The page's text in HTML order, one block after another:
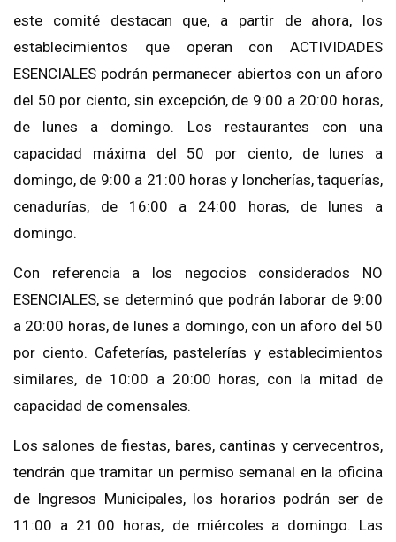
este comité destacan que, a partir de ahora, los
establecimientos que operan con ACTIVIDADES
ESENCIALES podrán permanecer abiertos con un aforo
del 50 por ciento, sin excepción, de 9:00 a 20:00 horas,
de lunes a domingo. Los restaurantes con una
capacidad máxima del 50 por ciento, de lunes a
domingo, de 9:00 a 21:00 horas y loncherías, taquerías,
cenadurías, de 16:00 a 24:00 horas, de lunes a
domingo.
Con referencia a los negocios considerados NO
ESENCIALES, se determinó que podrán laborar de 9:00
a 20:00 horas, de lunes a domingo, con un aforo del 50
por ciento. Cafeterías, pastelerías y establecimientos
similares, de 10:00 a 20:00 horas, con la mitad de
capacidad de comensales.
Los salones de fiestas, bares, cantinas y cervecentros,
tendrán que tramitar un permiso semanal en la oficina
de Ingresos Municipales, los horarios podrán ser de
11:00 a 21:00 horas, de miércoles a domingo. Las